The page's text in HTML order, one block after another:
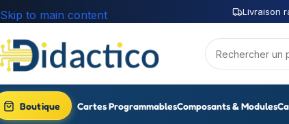
Livraison
Skip to main content
Boutique Cartes ProgrammablesComposants & Modules